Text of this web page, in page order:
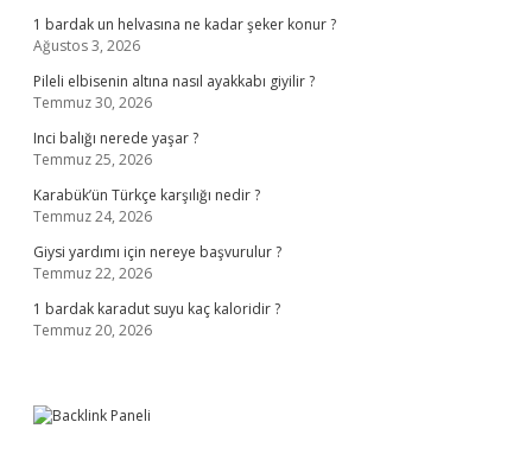
1 bardak un helvasına ne kadar şeker konur ?
Ağustos 3, 2026
Pileli elbisenin altına nasıl ayakkabı giyilir ?
Temmuz 30, 2026
Inci balığı nerede yaşar ?
Temmuz 25, 2026
Karabük’ün Türkçe karşılığı nedir ?
Temmuz 24, 2026
Giysi yardımı için nereye başvurulur ?
Temmuz 22, 2026
1 bardak karadut suyu kaç kaloridir ?
Temmuz 20, 2026